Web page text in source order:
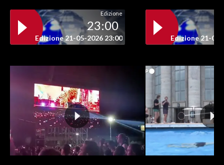
Edizione
23:00
Edizione 21-05-2026 23:00 Edizione 21-05-